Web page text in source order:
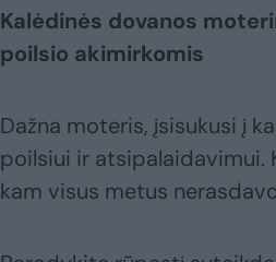
Kalėdinės dovanos
poilsio akimirkomis
Dažna moteris, įsisukusi į
poilsiui ir atsipalaidavimui.
kam visus metus